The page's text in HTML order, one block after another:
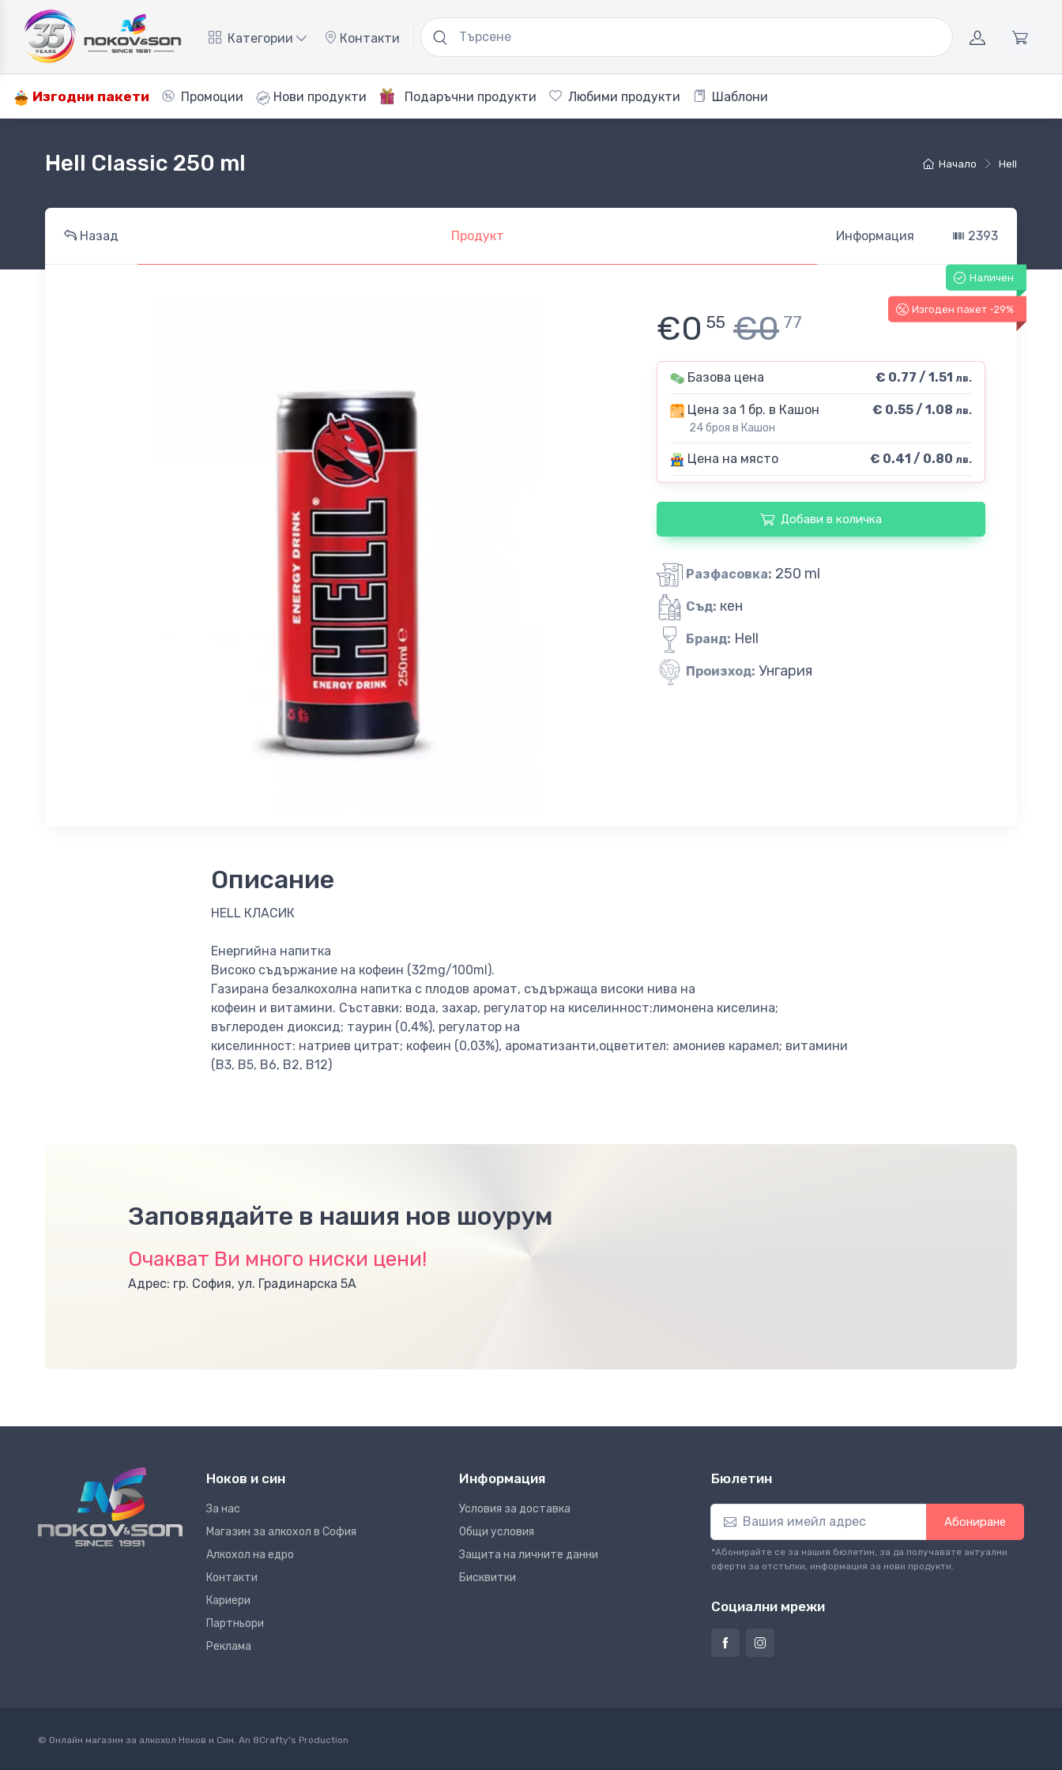
Категории Контакти
Изгодни пакети Промоции Нови продукти Подаръчни продукти Любими продукти Шаблони
Начало Hell
Hell Classic 250 ml
Назад Продукт Информация 2393
Наличен
Изгоден пакет -29%
€0 55 €0 77
Базова цена € 0.77 / 1.51 лв.
Цена за 1 бр. в Кашон
24 броя в Кашон
€ 0.55 / 1.08 лв.
Цена на място € 0.41 / 0.80 лв.
Добави в количка
Разфасовка: 250 ml
Съд: кен
Бранд: Hell
Произход: Унгария
Описание
HELL КЛАСИК
Eнергийна напитка
Високо съдържание на кофеин (32mg/100ml).
Газирана безалкохолна напитка с плодов аромат, съдържаща високи нива на
кофеин и витамини. Съставки: вода, захар, регулатор на киселинност:лимонена киселина;
въглероден диоксид; таурин (0,4%), регулатор на
киселинност: натриев цитрат; кофеин (0,03%), ароматизанти,оцветител: амониев карамел; витамини
(B3, B5, В6, B2, В12)
Заповядайте в нашия нов шоурум
Очакват Ви много ниски цени!
Адрес: гр. София, ул. Градинарска 5А
Ноков и син
За нас
Магазин за алкохол в София
Алкохол на едро
Контакти
Кариери
Партньори
Реклама
Информация
Условия за доставка
Общи условия
Защита на личните данни
Бисквитки
Бюлетин
Абониране
*Абонирайте се за нашия бюлетин, за да получавате актуални
оферти за отстъпки, информация за нови продукти.
Социални мрежи
© Онлайн магазин за алкохол Ноков и Син. An 8Crafty's Production